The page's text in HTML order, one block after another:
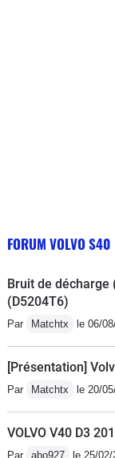
FORUM VOLVO S40
Bruit de décharge
(D5204T6)
Par Matchtx le 06/
[Présentation]
Par Matchtx le 20/
VOLVO V40 D3
Par abo927 le 25/